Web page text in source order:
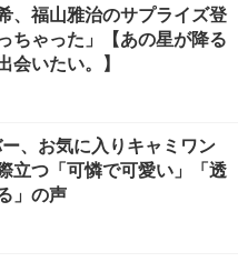
、福山雅治のサプライズ登
ちゃった」【あの星が降る
会いたい。】
、お気に入りキャミワン
立つ「可憐で可愛い」「透
」の声